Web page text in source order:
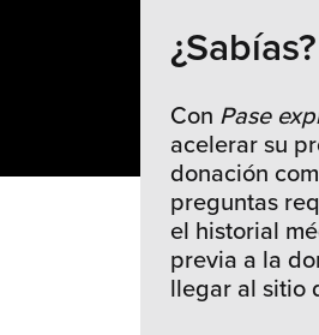
¿Sabías?
Con Pase
acelerar su
donación
preguntas
el historial
previa a la
llegar al sitio